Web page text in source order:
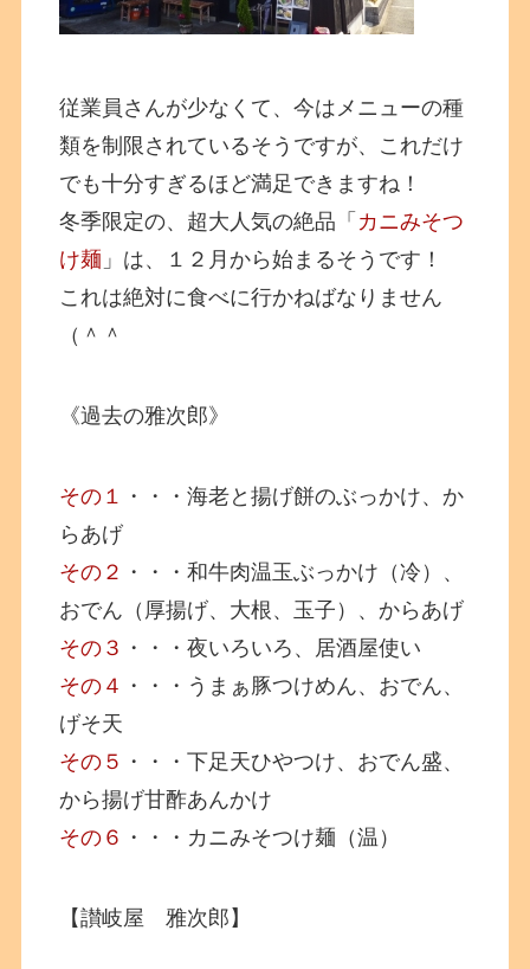
従業員さんが少なくて、今はメニューの種
類を制限されているそうですが、これだけ
でも十分すぎるほど満足できますね！
冬季限定の、超大人気の絶品「 カニみそつ
け麺 」は、１２月から始まるそうです！
これは絶対に食べに行かねばなりません
（＾＾
《過去の雅次郎》
その１ ・・・海老と揚げ餅のぶっかけ、か
らあげ
その２ ・・・和牛肉温玉ぶっかけ（冷）、
おでん（厚揚げ、大根、玉子）、からあげ
その３ ・・・夜いろいろ、居酒屋使い
その４ ・・・うまぁ豚つけめん、おでん、
げそ天
その５ ・・・下足天ひやつけ、おでん盛、
から揚げ甘酢あんかけ
その６ ・・・カニみそつけ麺（温）
【讃岐屋 雅次郎】